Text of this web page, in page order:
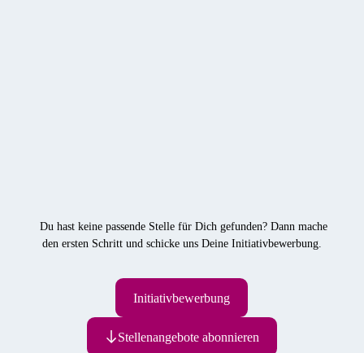
Du hast keine passende Stelle für Dich gefunden? Dann mache
den ersten Schritt und schicke uns Deine Initiativbewerbung.
Initiativbewerbung
Stellenangebote abonnieren